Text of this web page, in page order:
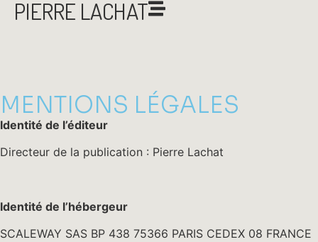
PIERRE LACHAT
MENTIONS LÉGALES
Identité de l’éditeur
Directeur de la publication : Pierre Lachat
Identité de l’hébergeur
SCALEWAY SAS BP 438 75366 PARIS CEDEX 08 FRANCE